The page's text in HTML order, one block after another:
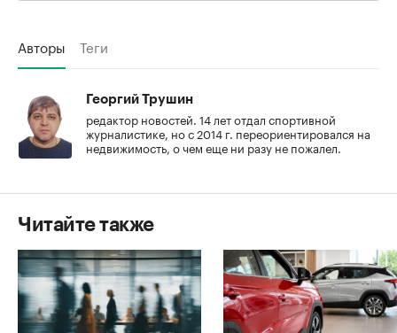
Авторы Теги
Георгий Трушин
редактор новостей. 14 лет отдал спортивной
журналистике, но с 2014 г. переориентировался на
недвижимость, о чем еще ни разу не пожалел.
Читайте также